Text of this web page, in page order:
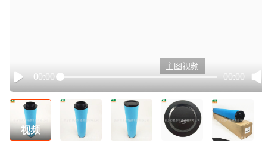
Play
00:00 00:00
主图视频
视频